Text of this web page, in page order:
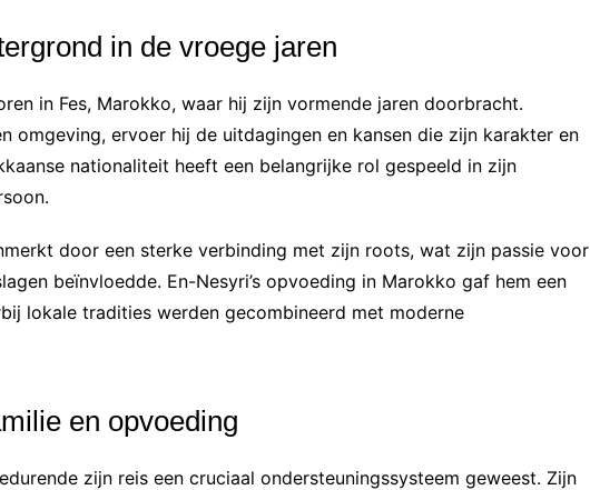
in de vroege jaren
in Fes, Marokko, waar hij zijn vormende jaren doorbracht.
omgeving, ervoer hij de uitdagingen en kansen die zijn karakter en
nationaliteit heeft een belangrijke rol gespeeld in zijn
door een sterke verbinding met zijn roots, wat zijn passie voor
beïnvloedde. En-Nesyri’s opvoeding in Marokko gaf hem een
lokale tradities werden gecombineerd met moderne
en opvoeding
zijn reis een cruciaal ondersteuningssysteem geweest. Zijn